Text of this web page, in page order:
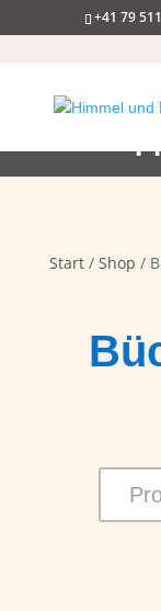
+41 79
Start/ Shop /